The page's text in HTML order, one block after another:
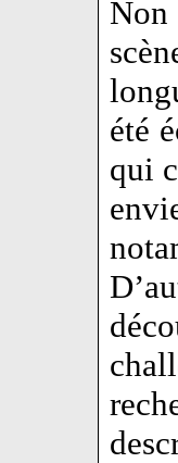
Non
été
qui